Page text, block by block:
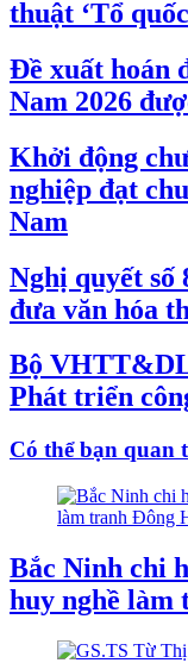
thuật ‘Tổ
Đề xuất hoán
Nam 2026
Khởi động
nghiệp đạt
Nam
Nghị quyết số
đưa văn hóa
Bộ
Phát triển
Có thể bạn quan
Bắc Ninh chi
huy nghề làm